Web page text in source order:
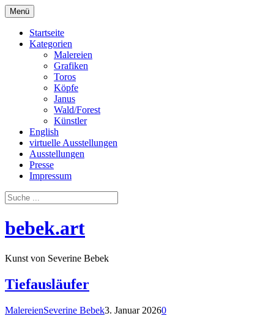
Zum
Inhalt
springen
Menü
Startseite
Kategorien
Malereien
Grafiken
Toros
Köpfe
Janus
Wald/Forest
Künstler
English
virtuelle Ausstellungen
Ausstellungen
Presse
Impressum
bebek.art
Kunst von Severine Bebek
Tiefausläufer
MalereienSeverine Bebek3. Januar 20260